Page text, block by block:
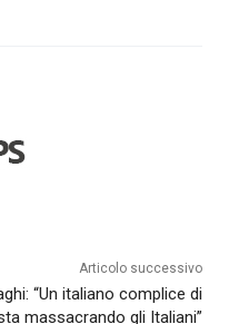
Articolo successivo
“Un italiano complice di
massacrando gli Italiani”